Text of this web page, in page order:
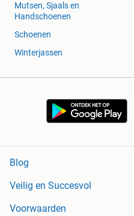
Mutsen, Sjaals en
Handschoenen
Schoenen
Winterjassen
Blog
Veilig en Succesvol
Voorwaarden